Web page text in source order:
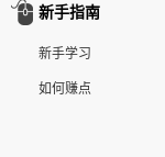
新手指南
新手学习
如何赚点